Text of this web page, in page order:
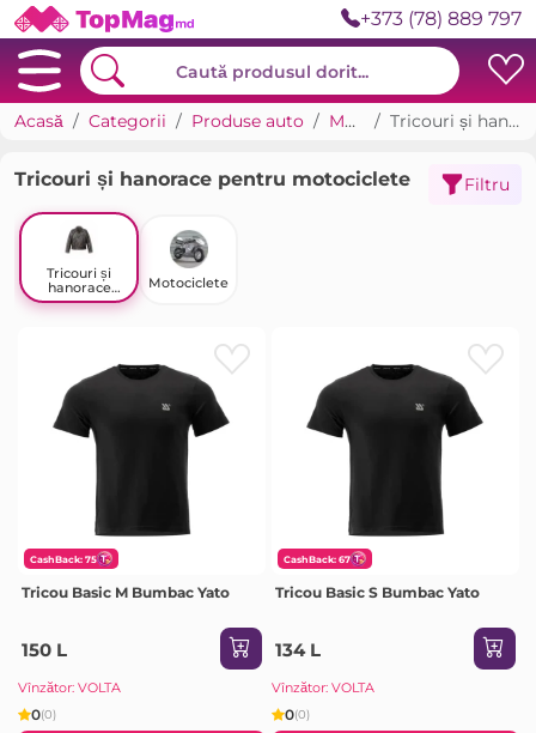
+373 (78) 889 797
Acasă Categorii Produse auto Motociclism Tricouri și hanorace pentru motociclete
Tricouri și hanorace pentru motociclete Filtru
Tricouri și
hanorace
pentru
Motociclete
CashBack: 75
Tricou Basic M Bumbac Yato
150 L
Vînzător: VOLTA
0(0)
CashBack: 67
Tricou Basic S Bumbac Yato
134 L
Vînzător: VOLTA
0(0)